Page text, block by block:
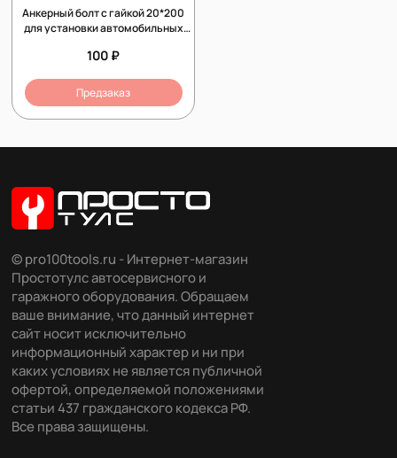
Анкерный болт с гайкой 20*200
для установки автомобильных
100 ₽
Предзаказ
© pro100tools.ru - Интернет-магазин
Простотулс автосервисного и
гаражного оборудования. Обращаем
ваше внимание, что данный интернет
сайт носит исключительно
информационный характер и ни при
каких условиях не является публичной
офертой, определяемой положениями
статьи 437 гражданского кодекса РФ.
Все права защищены.